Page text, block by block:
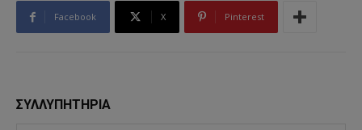
Facebook X Pinterest
ΣΥΛΛΥΠΗΤΗΡΙΑ